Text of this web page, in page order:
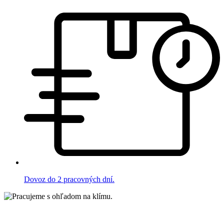
Dovoz do 2 pracovných dní.